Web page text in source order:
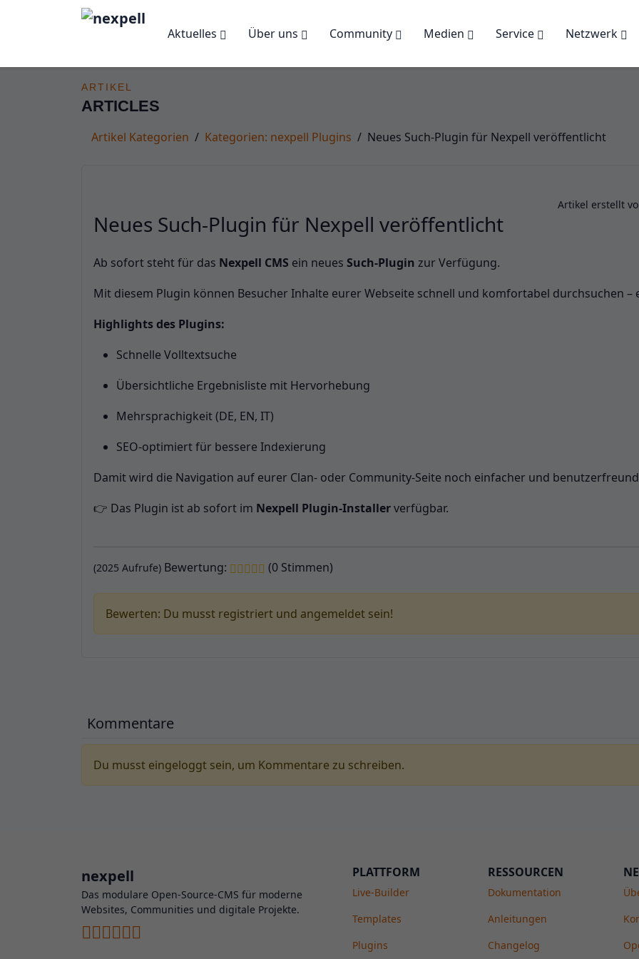
Aktuelles Über uns Community Medien Service Netzwerk
ARTIKEL
ARTICLES
Artikel Kategorien Kategorien: nexpell Plugins Neues Such-Plugin für Nexpell veröffentlicht
Neues Such-Plugin für Nexpell veröffentlicht
Artikel erstellt
Ab sofort steht für das Nexpell CMS ein neues Such-Plugin zur Verfügung.
Mit diesem Plugin können Besucher Inhalte eurer Webseite schnell und komfortabel durchsuchen –
Highlights des Plugins:
Schnelle Volltextsuche
Übersichtliche Ergebnisliste mit Hervorhebung
Mehrsprachigkeit (DE, EN, IT)
SEO-optimiert für bessere Indexierung
Damit wird die Navigation auf eurer Clan- oder Community-Seite noch einfacher und
👉 Das Plugin ist ab sofort im Nexpell Plugin-Installerverfügbar.
(2025 Aufrufe) Bewertung: (0 Stimmen)
Bewerten: Du musst registriert und angemeldet sein!
Kommentare
Du musst eingeloggt sein, um Kommentare zu schreiben.
nexpell
Das modulare Open-Source-CMS für moderne
Websites, Communities und digitale Projekte.
PLATTFORM
Live-Builder
Templates
Plugins
RESSOURCEN
Dokumentation
Anleitungen
Changelog